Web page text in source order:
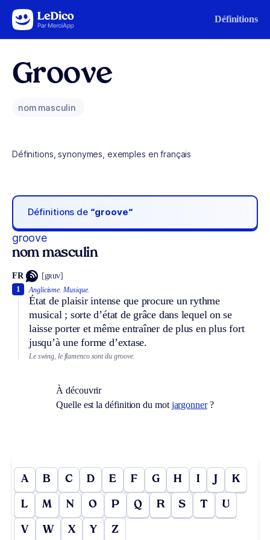
Aller au contenu Définitions
Groove
nom masculin
Définitions, synonymes, exemples en français
Définitions de “groove“
groove
nom masculin
FR [gʀuv]
Anglicisme. Musique.
État de plaisir intense que procure un rythme
musical ; sorte d’état de grâce dans lequel on se
laisse porter et même entraîner de plus en plus fort
jusqu’à une forme d’extase.
1
Le swing, le flamenco sont du groove.
À découvrir
Quelle est la définition du mot jargonner?
A B C D E F G H I J K
L M N O P Q R S T U
V W X Y Z